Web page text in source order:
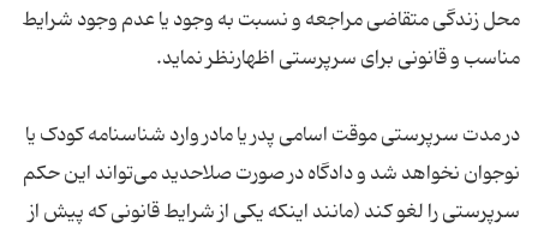
محل زندگی متقاضی مراجعه و نسبت به وجود یا عدم وجود شرایط
مناسب و قانونی برای سرپرستی اظهارنظر نماید.
در مدت سرپرستی موقت اسامی پدر یا مادر وارد شناسنامه کودک یا
نوجوان نخواهد شد و دادگاه در صورت صلاحدید می‌تواند این حکم
سرپرستی را لغو کند (مانند اینکه یکی از شرایط قانونی که پیش از